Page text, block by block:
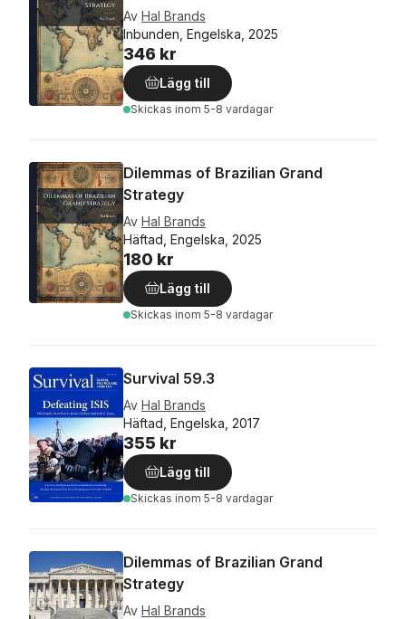
Av Hal Brands
Inbunden, Engelska, 2025
346 kr
Lägg till
Skickas inom 5-8 vardagar
Dilemmas of Brazilian Grand
Strategy
Av Hal Brands
Häftad, Engelska, 2025
180 kr
Lägg till
Skickas inom 5-8 vardagar
Survival 59.3
Av Hal Brands
Häftad, Engelska, 2017
355 kr
Lägg till
Skickas inom 5-8 vardagar
Dilemmas of Brazilian Grand
Strategy
Av Hal Brands